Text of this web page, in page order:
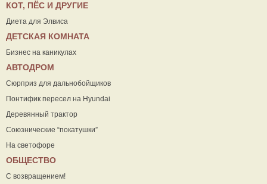
КОТ, ПЁС И ДРУГИЕ
Диета для Элвиса
ДЕТСКАЯ КОМНАТА
Бизнес на каникулах
АВТОДРОМ
Сюрприз для дальнобойщиков
Понтифик пересел на Hyundai
Деревянный трактор
Союзнические “покатушки”
На светофоре
ОБЩЕСТВО
С возвращением!